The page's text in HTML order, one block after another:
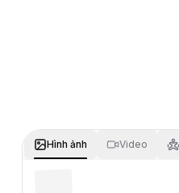
Hình ảnh Video